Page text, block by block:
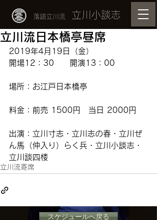
落語立川流 立川小談志
立川流日本橋亭昼席
2019年4月19日（金）
開場12：30　　開演13：00
場所：お江戸日本橋亭
料金：前売 1500円　当日 2000円
出演：立川寸志・立川志の春・立川ぜ
ん馬（仲入り）らく兵・立川小談志・
立川談四楼
立川流寄席
スケジュールへ戻る